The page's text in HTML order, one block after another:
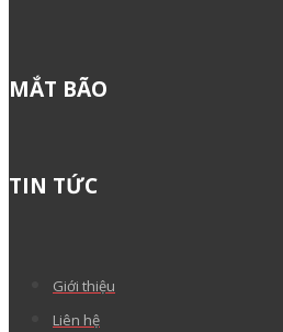
MẮT BÃO
TIN TỨC
Giới thiệu
Liên hệ